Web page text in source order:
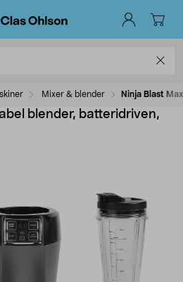
Mixer & blender Ninja Blast
blender, batteridriven,